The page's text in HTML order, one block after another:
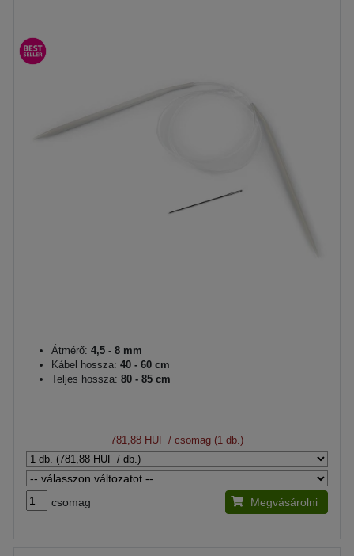
Átmérő: 4,5 - 8 mm
Kábel hossza: 40 - 60 cm
Teljes hossza: 80 - 85 cm
781,88 HUF / csomag (1 db.)
csomag Megvásárolni